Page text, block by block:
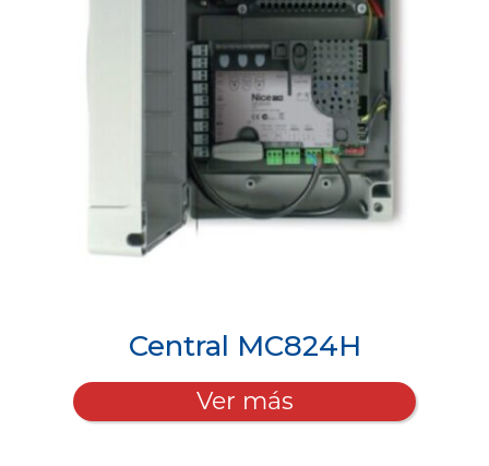
Central MC824H
Ver más